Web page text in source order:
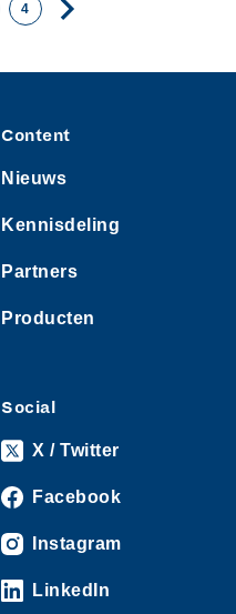
4
Content
Nieuws
Kennisdeling
Partners
Producten
Social
X / Twitter
Facebook
Instagram
LinkedIn